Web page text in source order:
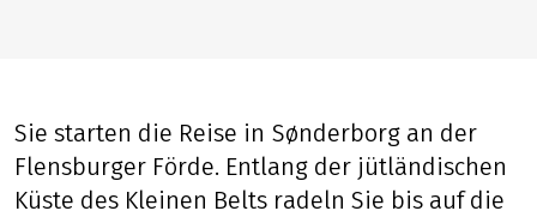
Sie starten die Reise in Sønderborg an der
Flensburger Förde. Entlang der jütländischen
Küste des Kleinen Belts radeln Sie bis auf die